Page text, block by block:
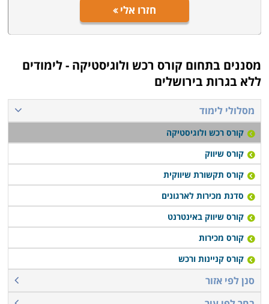
חזרו אלי
מסננים בתחום קורס רכש ולוגיסטיקה - לימודים
ללא בגרות בירושלים
מסלולי לימוד
קורס רכש ולוגיסטיקה
קורס שיווק
קורס תקשורת שיווקית
סדנת מכירות לארגונים
קורס שיווק באינטרנט
קורס מכירות
קורס קניינות ורכש
סנן לפי אזור